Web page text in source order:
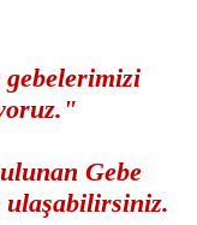
gebelerimizi
Gebe
ulaşabilirsiniz.